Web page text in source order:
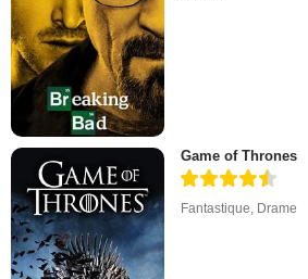
Game of Thrones
Fantastique, Drame